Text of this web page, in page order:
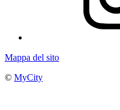
Mappa del sito
© MyCity